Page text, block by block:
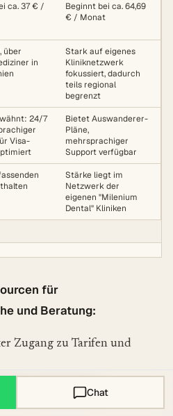
ca. 37 € /
Beginnt bei ca. 64,69
€ / Monat
über
in
Stark auf eigenes
Kliniknetzwerk
fokussiert, dadurch
teils regional
begrenzt
24/7
Visa-
Bietet Auswanderer-
Pläne,
mehrsprachiger
Support verfügbar
Stärke liegt im
Netzwerk der
eigenen "Milenium
Dental" Kliniken
für
und Beratung:
Zugang zu Tarifen und
mit eigenem
Chat